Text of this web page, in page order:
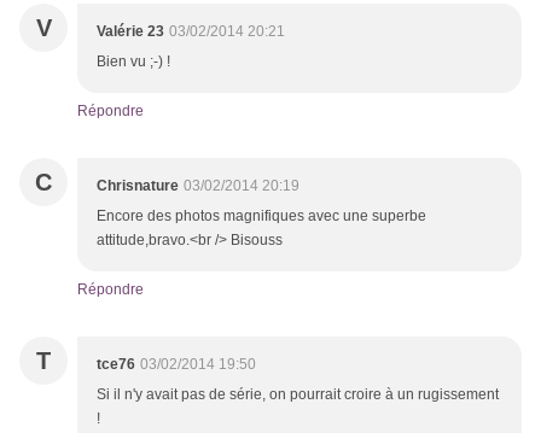
V Valérie 23 03/02/2014 20:21
Bien vu ;-) !
Répondre
C Chrisnature 03/02/2014 20:19
Encore des photos magnifiques avec une superbe
attitude,bravo.<br /> Bisouss
Répondre
T tce76 03/02/2014 19:50
Si il n'y avait pas de série, on pourrait croire à un rugissement
!